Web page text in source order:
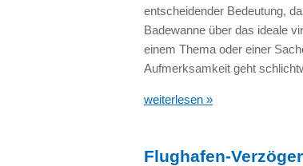
entscheidender Bedeutung,
Badewanne über das ideale
einem Thema oder einer
Aufmerksamkeit geht
weiterlesen »
Flughafen-